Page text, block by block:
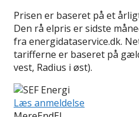
Prisen er baseret på et
Den rå elpris er sidste
fra energidataservice.dk.
tarifferne er baseret på
vest, Radius i øst).
Læs anmeldelse